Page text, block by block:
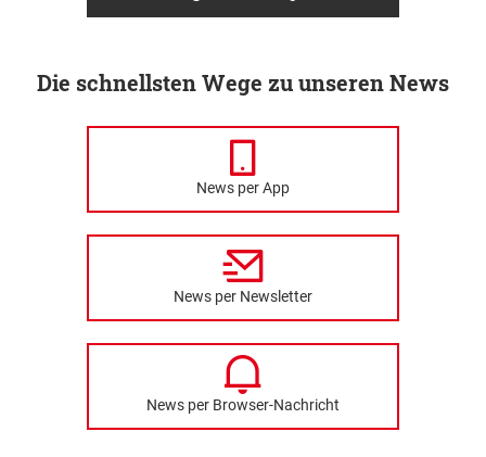
Die schnellsten Wege zu unseren News
News per App
News per Newsletter
News per Browser-Nachricht